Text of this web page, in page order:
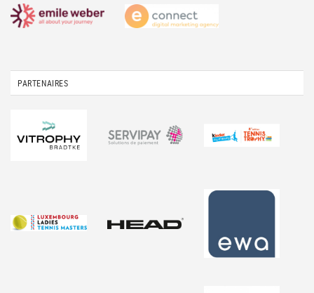
PARTENAIRES